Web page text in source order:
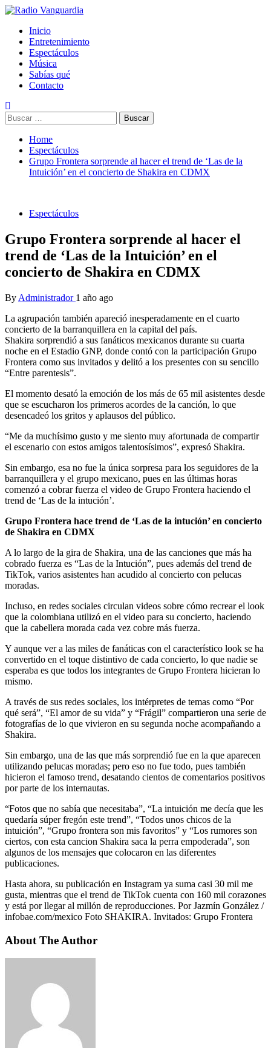
Skip
content
Radio Vanguardia
Tu música y mucho mas
Primary
Menu
Inicio
Entretenimiento
Espectáculos
Música
Sabías qué
Contacto
Buscar:
Home
Espectáculos
Grupo Frontera sorprende al hacer el trend de ‘Las de la
Intuición’ en el concierto de Shakira en CDMX
Espectáculos
Grupo Frontera sorprende al hacer el
trend de ‘Las de la Intuición’ en el
concierto de Shakira en CDMX
By Administrador 1 año ago
La agrupación también apareció inesperadamente en el cuarto
concierto de la barranquillera en la capital del país.
Shakira sorprendió a sus fanáticos mexicanos durante su cuarta
noche en el Estadio GNP, donde contó con la participación Grupo
Frontera como sus invitados y delitó a los presentes con su sencillo
“Entre parentesis”.
El momento desató la emoción de los más de 65 mil asistentes desde
que se escucharon los primeros acordes de la canción, lo que
desencadeó los gritos y aplausos del público.
“Me da muchísimo gusto y me siento muy afortunada de compartir
el escenario con estos amigos talentosísimos”, expresó Shakira.
Sin embargo, esa no fue la única sorpresa para los seguidores de la
barranquillera y el grupo mexicano, pues en las últimas horas
comenzó a cobrar fuerza el video de Grupo Frontera haciendo el
trend de ‘Las de la intución’.
Grupo Frontera hace trend de ‘Las de la intución’ en concierto
de Shakira en CDMX
A lo largo de la gira de Shakira, una de las canciones que más ha
cobrado fuerza es “Las de la Intución”, pues además del trend de
TikTok, varios asistentes han acudido al concierto con pelucas
moradas.
Incluso, en redes sociales circulan videos sobre cómo recrear el look
que la colombiana utilizó en el video para su concierto, haciendo
que la cabellera morada cada vez cobre más fuerza.
Y aunque ver a las miles de fanáticas con el característico look se ha
convertido en el toque distintivo de cada concierto, lo que nadie se
esperaba es que todos los integrantes de Grupo Frontera hicieran lo
mismo.
A través de sus redes sociales, los intérpretes de temas como “Por
qué será”, “El amor de su vida” y “Frágil” compartieron una serie de
fotografías de lo que vivieron en su segunda noche acompañando a
Shakira.
Sin embargo, una de las que más sorprendió fue en la que aparecen
utilizando pelucas moradas; pero eso no fue todo, pues también
hicieron el famoso trend, desatando cientos de comentarios positivos
por parte de los internautas.
“Fotos que no sabía que necesitaba”, “La intuición me decía que les
quedaría súper fregón este trend”, “Todos unos chicos de la
intuición”, “Grupo frontera son mis favoritos” y “Los rumores son
ciertos, con esta cancion Shakira saca la perra empoderada”, son
algunos de los mensajes que colocaron en las diferentes
publicaciones.
Hasta ahora, su publicación en Instagram ya suma casi 30 mil me
gusta, mientras que el trend de TikTok cuenta con 160 mil corazones
y está por llegar al millón de reproducciones. Por Jazmín González /
infobae.com/mexico Foto SHAKIRA. Invitados: Grupo Frontera
About The Author